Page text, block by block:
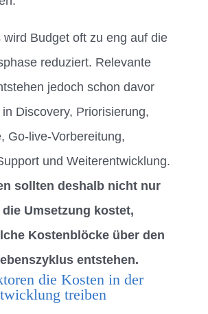
wird Budget oft zu eng auf die
reduziert. Relevante
jedoch schon davor
Discovery, Priorisierung,
Go-live-Vorbereitung,
und Weiterentwicklung.
sollten deshalb nicht nur
Umsetzung kostet,
Kostenblöcke über den
entstehen.
die Kosten in der
treiben